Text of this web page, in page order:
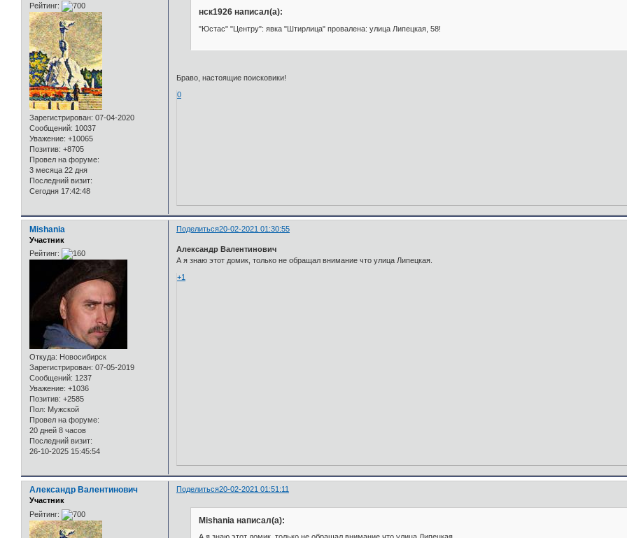
Рейтинг:
Зарегистрирован: 07-04-2020
Сообщений: 10037
Уважение: +10065
Позитив: +8705
Провел на форуме:
3 месяца 22 дня
Последний визит:
Сегодня 17:42:48
нск1926 написал(а):
"Юстас" "Центру": явка "Штирлица" провалена: улица Липецкая, 58!
Браво, настоящие поисковики!
0
Поделиться20-02-2021 01:30:55
Mishania
Участник
Рейтинг:
Откуда: Новосибирск
Зарегистрирован: 07-05-2019
Сообщений: 1237
Уважение: +1036
Позитив: +2585
Пол: Мужской
Провел на форуме:
20 дней 8 часов
Последний визит:
26-10-2025 15:45:54
Александр Валентинович
А я знаю этот домик, только не обращал внимание что улица Липецкая.
+1
Поделиться20-02-2021 01:51:11
Александр Валентинович
Участник
Рейтинг:
Mishania написал(а):